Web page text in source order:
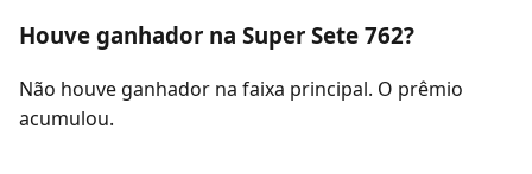
Houve ganhador na Super Sete 762?
Não houve ganhador na faixa principal. O prêmio
acumulou.